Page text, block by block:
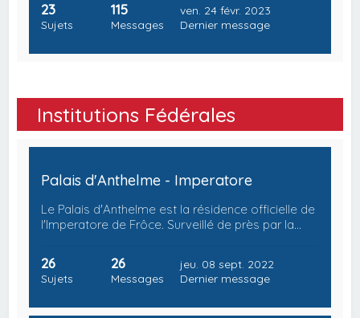
23
Sujets
115
Messages
ven. 24 févr. 2023
Dernier message
Institutions Fédérales
Palais d'Anthelme - Imperatore
Le Palais d'Anthelme est la résidence officielle de
l'Imperatore de Frôce. Surveillé de près par la…
26
Sujets
26
Messages
jeu. 08 sept. 2022
Dernier message